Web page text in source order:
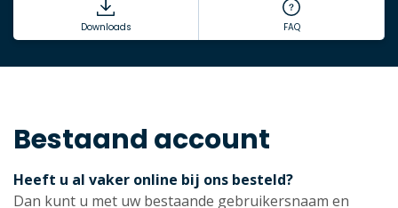
Downloads FAQ
Bestaand account
Heeft u al vaker online bij ons besteld?
Dan kunt u met uw bestaande gebruikersnaam en